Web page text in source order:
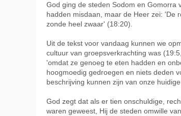
God ging de steden Sodom en Gomorra
hadden misdaan, maar de Heer zei: 'De
zonde heel zwaar' (18:20).
Uit de tekst voor vandaag kunnen we
cultuur van groepsverkrachting was
'omdat ze genoeg te eten hadden en
hoogmoedig gedroegen en niets deden
beschrijving kunnen zijn van onze
God zegt dat als er tien onschuldige,
waren geweest, Hij de steden omwille